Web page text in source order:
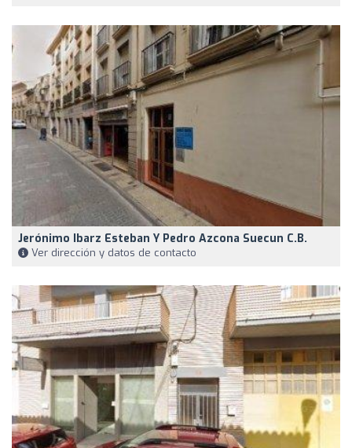
Jerónimo Ibarz Esteban Y Pedro Azcona Suecun C.B.
Ver dirección y datos de contacto